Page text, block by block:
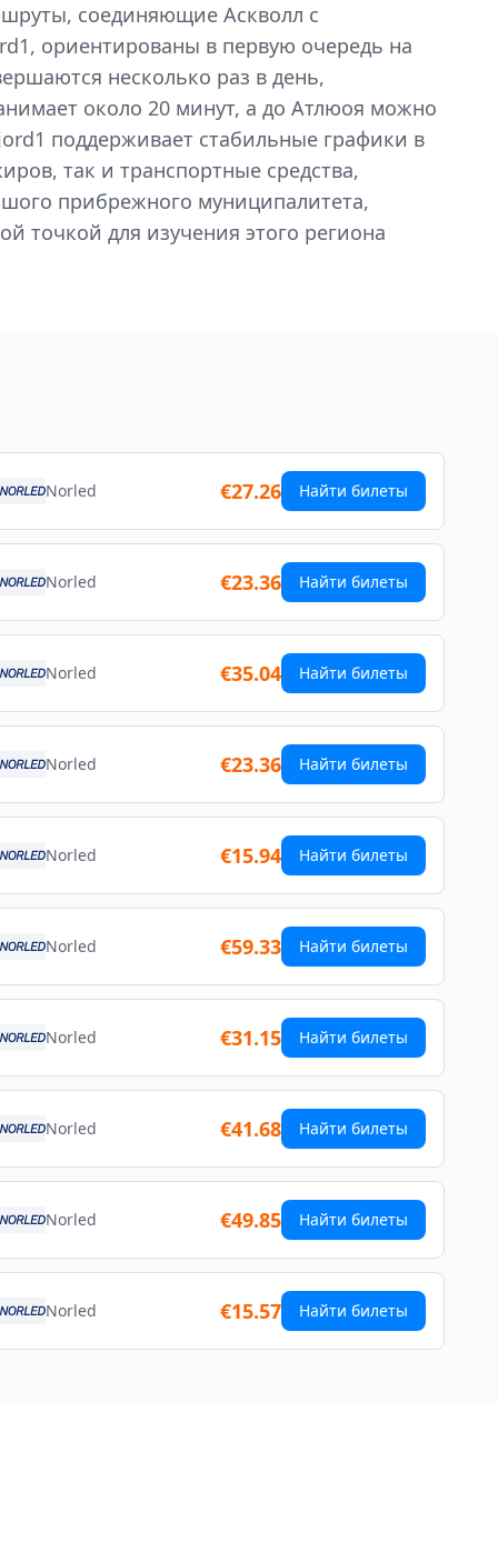
соединяющие Аскволл с
ориентированы в первую очередь на
несколько раз в день,
около 20 минут, а до Атлюоя можно
поддерживает стабильные графики в
так и транспортные средства,
прибрежного муниципалитета,
точкой для изучения этого региона
Norled €27.26 Найти билеты
Norled €23.36 Найти билеты
Norled €35.04 Найти билеты
Norled €23.36 Найти билеты
Norled €15.94 Найти билеты
Norled €59.33 Найти билеты
Norled €31.15 Найти билеты
Norled €41.68 Найти билеты
Norled €49.85 Найти билеты
Norled €15.57 Найти билеты